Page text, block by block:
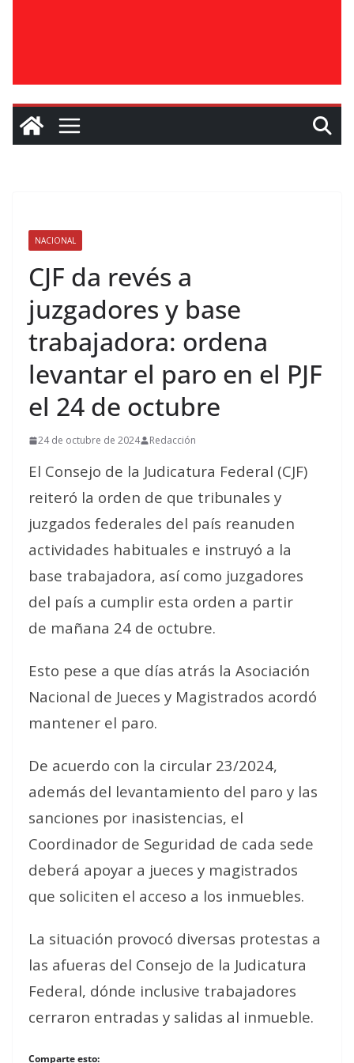
NACIONAL
CJF da revés a
juzgadores y base
trabajadora: ordena
levantar el paro en el PJF
el 24 de octubre
24 de octubre de 2024 Redacción
El Consejo de la Judicatura Federal (CJF)
reiteró la orden de que tribunales y
juzgados federales del país reanuden
actividades habituales e instruyó a la
base trabajadora, así como juzgadores
del país a cumplir esta orden a partir
de mañana 24 de octubre.
Esto pese a que días atrás la Asociación
Nacional de Jueces y Magistrados acordó
mantener el paro.
De acuerdo con la circular 23/2024,
además del levantamiento del paro y las
sanciones por inasistencias, el
Coordinador de Seguridad de cada sede
deberá apoyar a jueces y magistrados
que soliciten el acceso a los inmuebles.
La situación provocó diversas protestas a
las afueras del Consejo de la Judicatura
Federal, dónde inclusive trabajadores
cerraron entradas y salidas al inmueble.
Comparte esto: